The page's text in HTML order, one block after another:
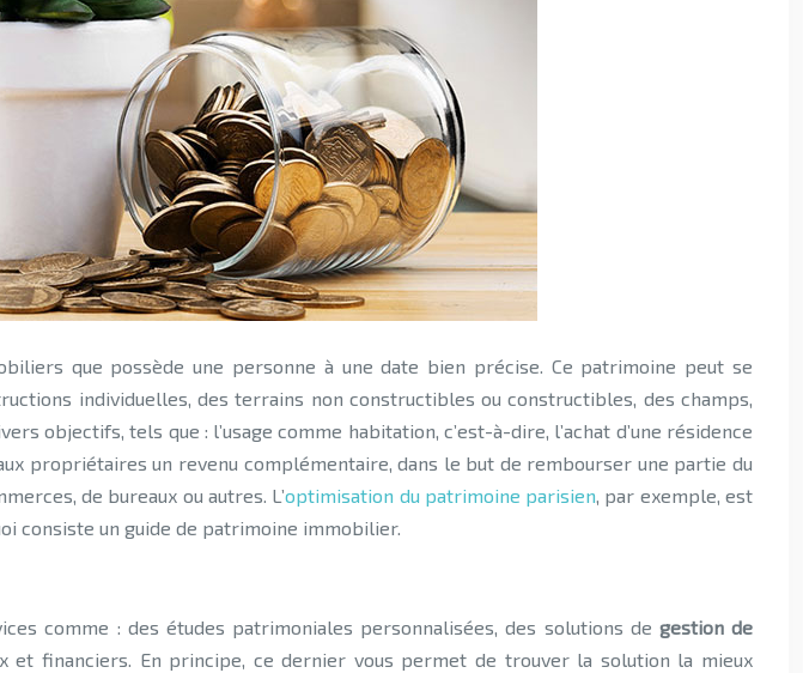
individuelles, des terrains non constructibles ou constructibles, des champs,
tels que : l’usage comme habitation, c’est-à-dire, l’achat d’une résidence
propriétaires un revenu complémentaire, dans le but de rembourser une partie du
de bureaux ou autres. L’optimisation du patrimoine parisien, par exemple, est
consiste un guide de patrimoine immobilier.
comme : des études patrimoniales personnalisées, des solutions de gestion de
financiers. En principe, ce dernier vous permet de trouver la solution la mieux